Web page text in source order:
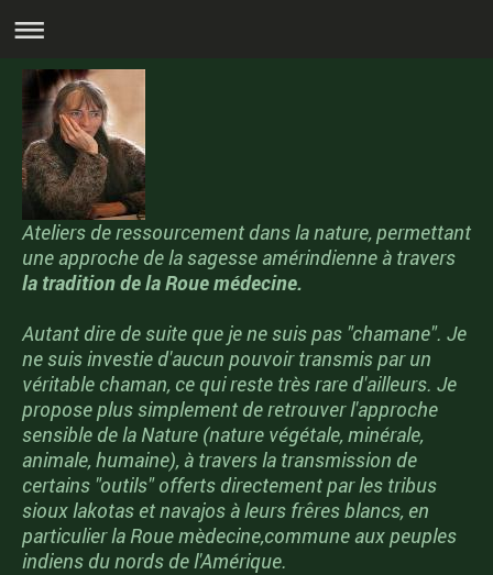
Ateliers de ressourcement dans la nature, permettant
une approche de la sagesse amérindienne à travers
la tradition de la Roue médecine.
Autant dire de suite que je ne suis pas "chamane". Je
ne suis investie d'aucun pouvoir transmis par un
véritable chaman, ce qui reste très rare d'ailleurs. Je
propose plus simplement de retrouver l'approche
sensible de la Nature (nature végétale, minérale,
animale, humaine), à travers la transmission de
certains "outils" offerts directement par les tribus
sioux lakotas et navajos à leurs frêres blancs, en
particulier la Roue mèdecine,commune aux peuples
indiens du nords de l'Amérique.